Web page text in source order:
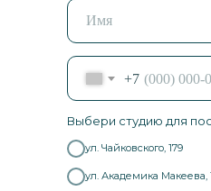
+7
Выбери студию для
ул. Чайковского, 179
ул. Академика Макеева,